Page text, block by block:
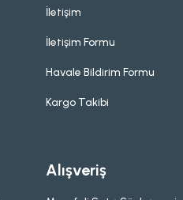
İletişim
İletişim Formu
Havale Bildirim Formu
Kargo Takibi
Alışveriş